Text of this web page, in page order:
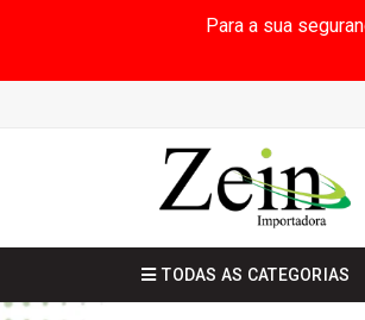
Para a sua
TODAS AS CATEGORIAS